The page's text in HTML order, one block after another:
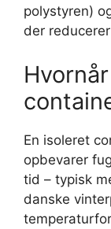
polystyren)
der
En isoleret
opbevarer
tid – typisk
danske